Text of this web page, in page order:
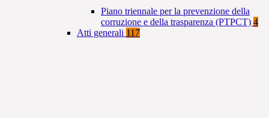
Piano triennale per la prevenzione della
corruzione e della trasparenza (PTPCT) 4
Atti generali 117